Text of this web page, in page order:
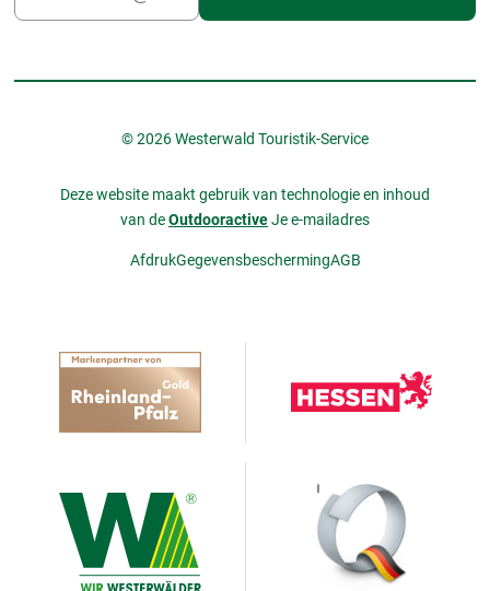
© 2026 Westerwald Touristik-Service
Deze website maakt gebruik van technologie en inhoud
van deOutdooractiveJe e-mailadres
AfdrukGegevensbeschermingAGB